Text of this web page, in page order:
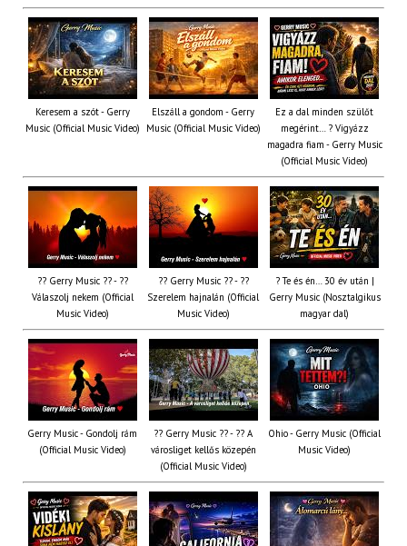
Keresem a szót - Gerry
Music (Official Music Video)
Elszáll a gondom - Gerry
Music (Official Music Video)
Ez a dal minden szülőt
megérint… ? Vigyázz
magadra fiam - Gerry Music
(Official Music Video)
?? Gerry Music ?? - ??
Válaszolj nekem (Official
Music Video)
?? Gerry Music ?? - ??
Szerelem hajnalán (Official
Music Video)
? Te és én… 30 év után |
Gerry Music (Nosztalgikus
magyar dal)
Gerry Music - Gondolj rám
(Official Music Video)
?? Gerry Music ?? - ?? A
városliget kellős közepén
(Official Music Video)
Ohio - Gerry Music (Official
Music Video)